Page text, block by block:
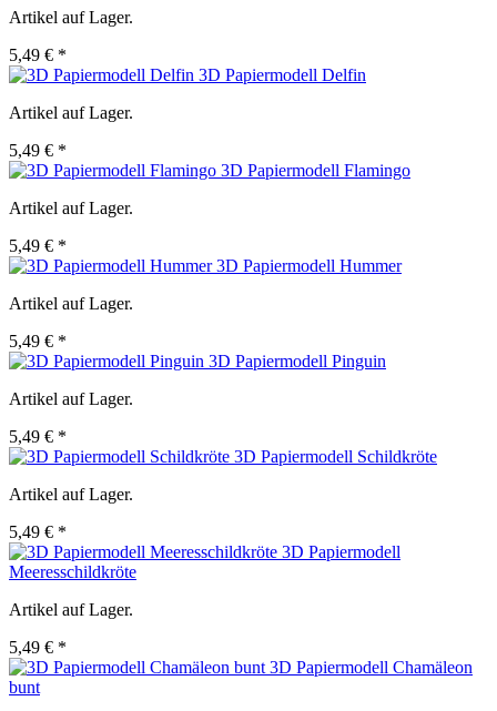
Artikel auf Lager.
5,49 € *
3D Papiermodell Delfin
Artikel auf Lager.
5,49 € *
3D Papiermodell Flamingo
Artikel auf Lager.
5,49 € *
3D Papiermodell Hummer
Artikel auf Lager.
5,49 € *
3D Papiermodell Pinguin
Artikel auf Lager.
5,49 € *
3D Papiermodell Schildkröte
Artikel auf Lager.
5,49 € *
3D Papiermodell
Meeresschildkröte
Artikel auf Lager.
5,49 € *
3D Papiermodell Chamäleon
bunt